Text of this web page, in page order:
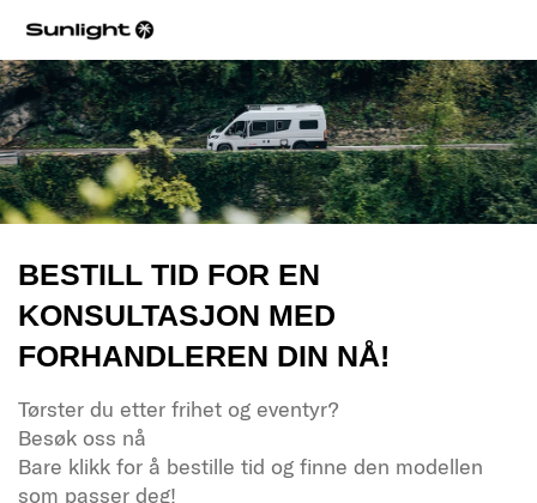
BESTILL TID FOR EN
KONSULTASJON MED
FORHANDLEREN DIN NÅ!
Tørster du etter frihet og eventyr?
Besøk oss nå
Bare klikk for å bestille tid og finne den modellen
som passer deg!